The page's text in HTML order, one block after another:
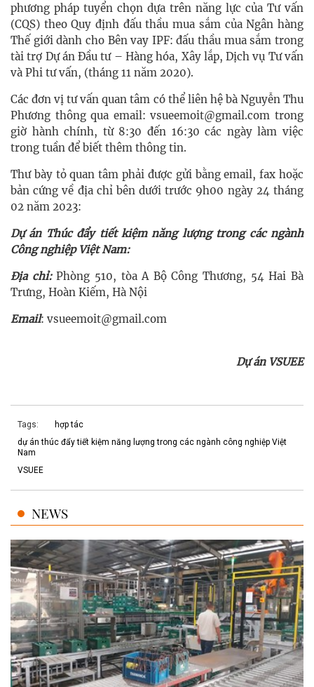
phương pháp tuyển chọn dựa trên năng lực của Tư vấn
(CQS) theo Quy định đấu thầu mua sắm của Ngân hàng
Thế giới dành cho Bên vay IPF: đấu thầu mua sắm trong
tài trợ Dự án Đầu tư – Hàng hóa, Xây lắp, Dịch vụ Tư vấn
và Phi tư vấn, (tháng 11 năm 2020).
Các đơn vị tư vấn quan tâm có thể liên hệ bà Nguyễn Thu
Phương thông qua email: vsueemoit@gmail.com trong
giờ hành chính, từ 8:30 đến 16:30 các ngày làm việc
trong tuần để biết thêm thông tin.
Thư bày tỏ quan tâm phải được gửi bằng email, fax hoặc
bản cứng về địa chỉ bên dưới trước 9h00 ngày 24 tháng
02 năm 2023:
Dự án Thúc đẩy tiết kiệm năng lượng trong các ngành
Công nghiệp Việt Nam:
Địa chỉ:Phòng 510, tòa A Bộ Công Thương, 54 Hai Bà
Trưng, Hoàn Kiếm, Hà Nội
Email: vsueemoit@gmail.com
Dự án VSUEE
Tags:
hợp tác
dự án thúc đẩy tiết kiệm năng lượng trong các ngành công nghiệp Việt
Nam
VSUEE
NEWS